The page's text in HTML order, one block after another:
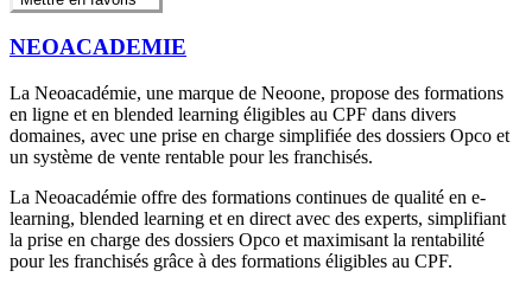
NEOACADEMIE
La Neoacadémie, une marque de Neoone, propose des formations
en ligne et en blended learning éligibles au CPF dans divers
domaines, avec une prise en charge simplifiée des dossiers Opco et
un système de vente rentable pour les franchisés.
La Neoacadémie offre des formations continues de qualité en e-
learning, blended learning et en direct avec des experts, simplifiant
la prise en charge des dossiers Opco et maximisant la rentabilité
pour les franchisés grâce à des formations éligibles au CPF.